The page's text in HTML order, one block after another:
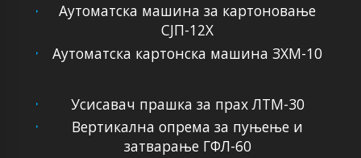
Аутоматска машина за картоновање
СЈП-12Х
Аутоматска картонска машина ЗХМ-10
Усисавач прашка за прах ЛТМ-30
Вертикална опрема за пуњење и
затварање ГФЛ-60